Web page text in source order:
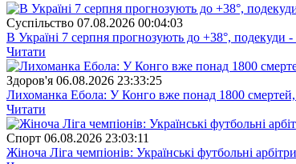
Суспiльство 07.08.2026 00:04:03
В Україні 7 серпня прогнозують до +38°, подекуди -
Читати
Здоров'я 06.08.2026 23:33:25
Лихоманка Ебола: У Конго вже понад 1800
Читати
Спорт 06.08.2026 23:03:11
Жіноча Ліга чемпіонів: Українські футбольні